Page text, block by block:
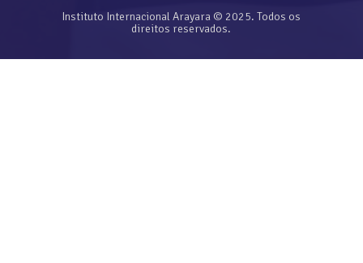
Instituto Internacional Arayara © 2025. Todos os
direitos reservados.